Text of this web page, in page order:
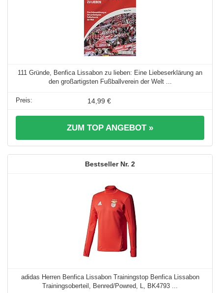
111 Gründe, Benfica Lissabon zu lieben: Eine Liebeserklärung an
den großartigsten Fußballverein der Welt ...
14,99 €
ZUM TOP ANGEBOT »
2
adidas Herren Benfica Lissabon Trainingstop Benfica Lissabon
Trainingsoberteil, Benred/Powred, L, BK4793 ...